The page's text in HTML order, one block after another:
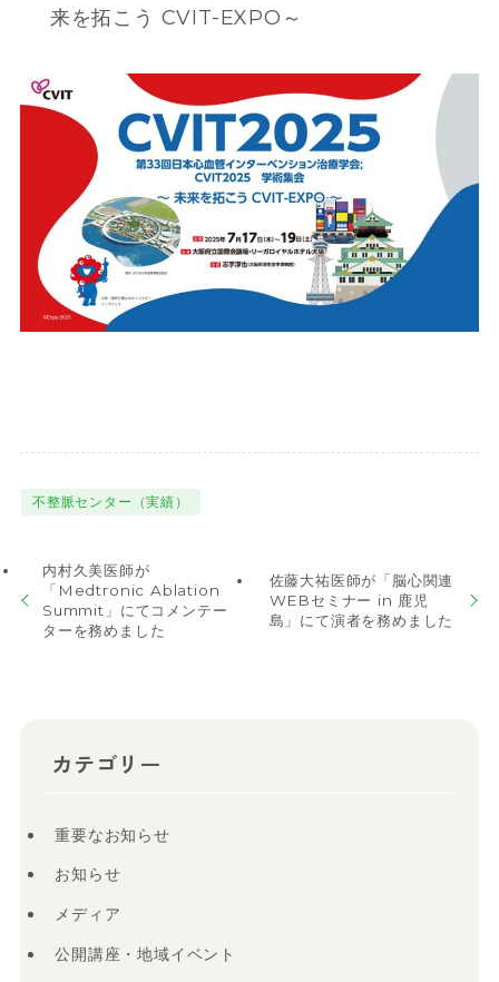
来を拓こう CVIT-EXPO～
不整脈センター（実績）
内村久美医師が
「Medtronic Ablation
Summit」にてコメンテー
ターを務めました
佐藤大祐医師が「脳心関連
WEBセミナー in 鹿児
島」にて演者を務めました
カテゴリー
重要なお知らせ
お知らせ
メディア
公開講座・地域イベント